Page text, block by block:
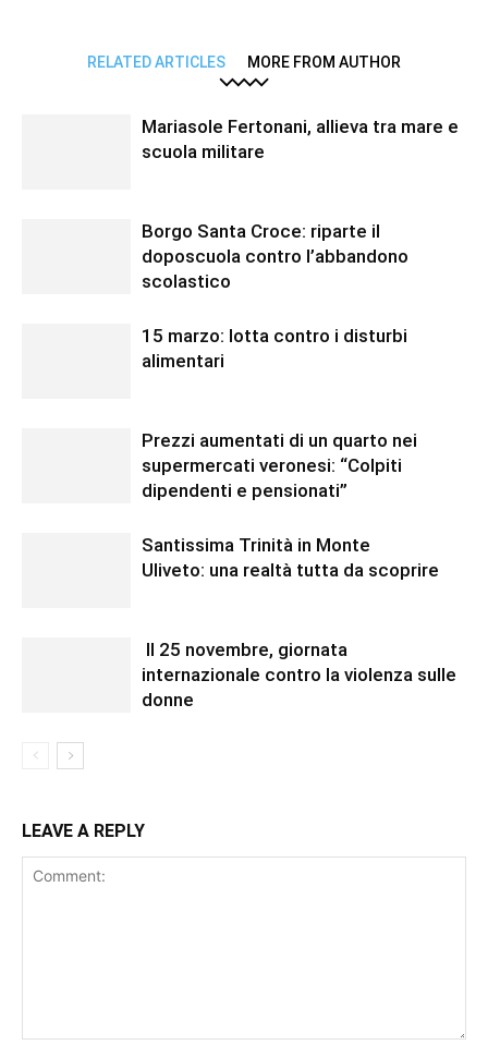
RELATED ARTICLES MORE FROM AUTHOR
Mariasole Fertonani, allieva tra mare e
scuola militare
Borgo Santa Croce: riparte il
doposcuola contro l’abbandono
scolastico
15 marzo: lotta contro i disturbi
alimentari
Prezzi aumentati di un quarto nei
supermercati veronesi: “Colpiti
dipendenti e pensionati”
Santissima Trinità in Monte
Uliveto: una realtà tutta da scoprire
Il 25 novembre, giornata
internazionale contro la violenza sulle
donne
LEAVE A REPLY